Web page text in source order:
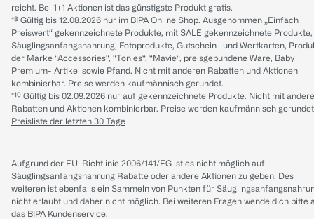
reicht. Bei 1+1 Aktionen ist das günstigste Produkt gratis.
*⁸ Gültig bis 12.08.2026 nur im BIPA Online Shop. Ausgenommen „Einfach
Preiswert“ gekennzeichnete Produkte, mit SALE gekennzeichnete Produkte,
Säuglingsanfangsnahrung, Fotoprodukte, Gutschein- und Wertkarten,
der Marke “Accessories“, “Tonies“, “Mavie“, preisgebundene Ware, Baby
Premium- Artikel sowie Pfand. Nicht mit anderen Rabatten und Aktionen
kombinierbar. Preise werden kaufmännisch gerundet.
*¹⁰ Gültig bis 02.09.2026 nur auf gekennzeichnete Produkte. Nicht mit
Rabatten und Aktionen kombinierbar. Preise werden kaufmännisch
Preisliste der letzten 30 Tage
Aufgrund der EU-Richtlinie 2006/141/EG ist es nicht möglich auf
Säuglingsanfangsnahrung Rabatte oder andere Aktionen zu geben. Des
weiteren ist ebenfalls ein Sammeln von Punkten für
nicht erlaubt und daher nicht möglich. Bei weiteren Fragen wende dich bitte
das BIPA Kundenservice.